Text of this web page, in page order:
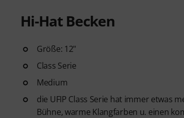
Hi-Hat Becken
Größe: 12"
Class Serie
Medium
die UFIP Class Serie hat immer etwas
Bühne, warme Klangfarben u. einen